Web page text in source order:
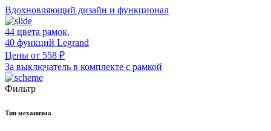
Вдохновляющий дизайн и функционал
44 цвета рамок,
40 функций Legrand
Цены от 558 ₽
За выключатель в комплекте с рамкой
Фильтр
Тип механизма